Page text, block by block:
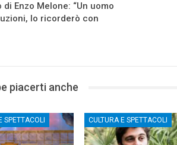
Enzo Melone: “Un uomo
lo ricorderò con
piacerti anche
SPETTACOLI CULTURA E SPETTACOLI